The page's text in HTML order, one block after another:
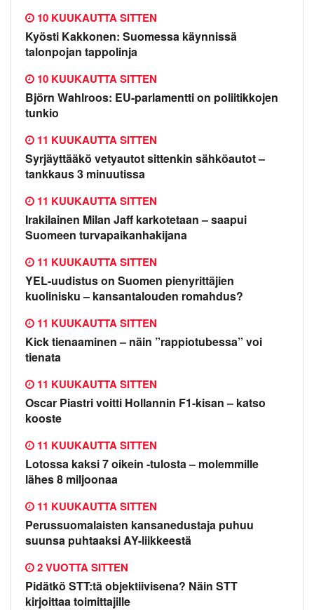
Kyösti Kakkonen: Suomessa käynnissä
talonpojan tappolinja
10 KUUKAUTTA SITTEN
Björn Wahlroos: EU-parlamentti on poliitikkojen
tunkio
10 KUUKAUTTA SITTEN
Syrjäyttääkö vetyautot sittenkin sähköautot –
tankkaus 3 minuutissa
11 KUUKAUTTA SITTEN
Irakilainen Milan Jaff karkotetaan – saapui
Suomeen turvapaikanhakijana
11 KUUKAUTTA SITTEN
YEL-uudistus on Suomen pienyrittäjien
kuolinisku – kansantalouden romahdus?
11 KUUKAUTTA SITTEN
Kick tienaaminen – näin ”rappiotubessa” voi
tienata
11 KUUKAUTTA SITTEN
Oscar Piastri voitti Hollannin F1-kisan – katso
kooste
11 KUUKAUTTA SITTEN
Lotossa kaksi 7 oikein -tulosta – molemmille
lähes 8 miljoonaa
11 KUUKAUTTA SITTEN
Perussuomalaisten kansanedustaja puhuu
suunsa puhtaaksi AY-liikkeestä
11 KUUKAUTTA SITTEN
Pidätkö STT:tä objektiivisena? Näin STT
kirjoittaa toimittajille
2 VUOTTA SITTEN